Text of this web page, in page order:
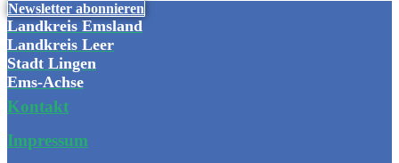
Newsletter abonnieren
Landkreis Emsland
Landkreis Leer
Stadt Lingen
Ems-Achse
Kontakt
Impressum